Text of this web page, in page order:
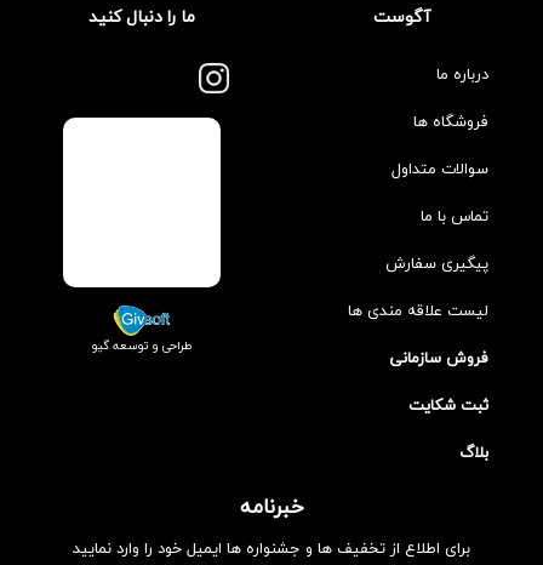
آگوست
درباره ما
فروشگاه ها
سوالات متداول
تماس با ما
پیگیری سفارش
لیست علاقه مندی ها
فروش سازمانی
ثبت شکایت
بلاگ
ما را دنبال کنید
طراحی و توسعه گیو
خبرنامه
برای اطلاع از تخفیف ها و جشنواره ها ایمیل خود را وارد نمایید